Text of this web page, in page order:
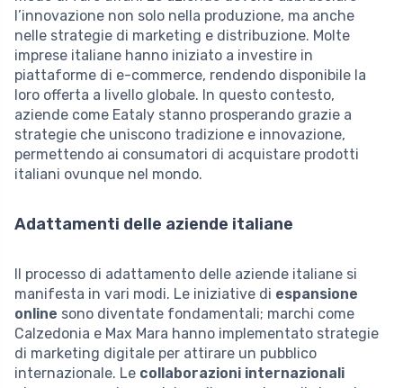
l’innovazione non solo nella produzione, ma anche
nelle strategie di marketing e distribuzione. Molte
imprese italiane hanno iniziato a investire in
piattaforme di e-commerce, rendendo disponibile la
loro offerta a livello globale. In questo contesto,
aziende come Eataly stanno prosperando grazie a
strategie che uniscono tradizione e innovazione,
permettendo ai consumatori di acquistare prodotti
italiani ovunque nel mondo.
Adattamenti delle aziende italiane
Il processo di adattamento delle aziende italiane si
manifesta in vari modi. Le iniziative di espansione
online sono diventate fondamentali; marchi come
Calzedonia e Max Mara hanno implementato strategie
di marketing digitale per attirare un pubblico
internazionale. Le collaborazioni internazionali